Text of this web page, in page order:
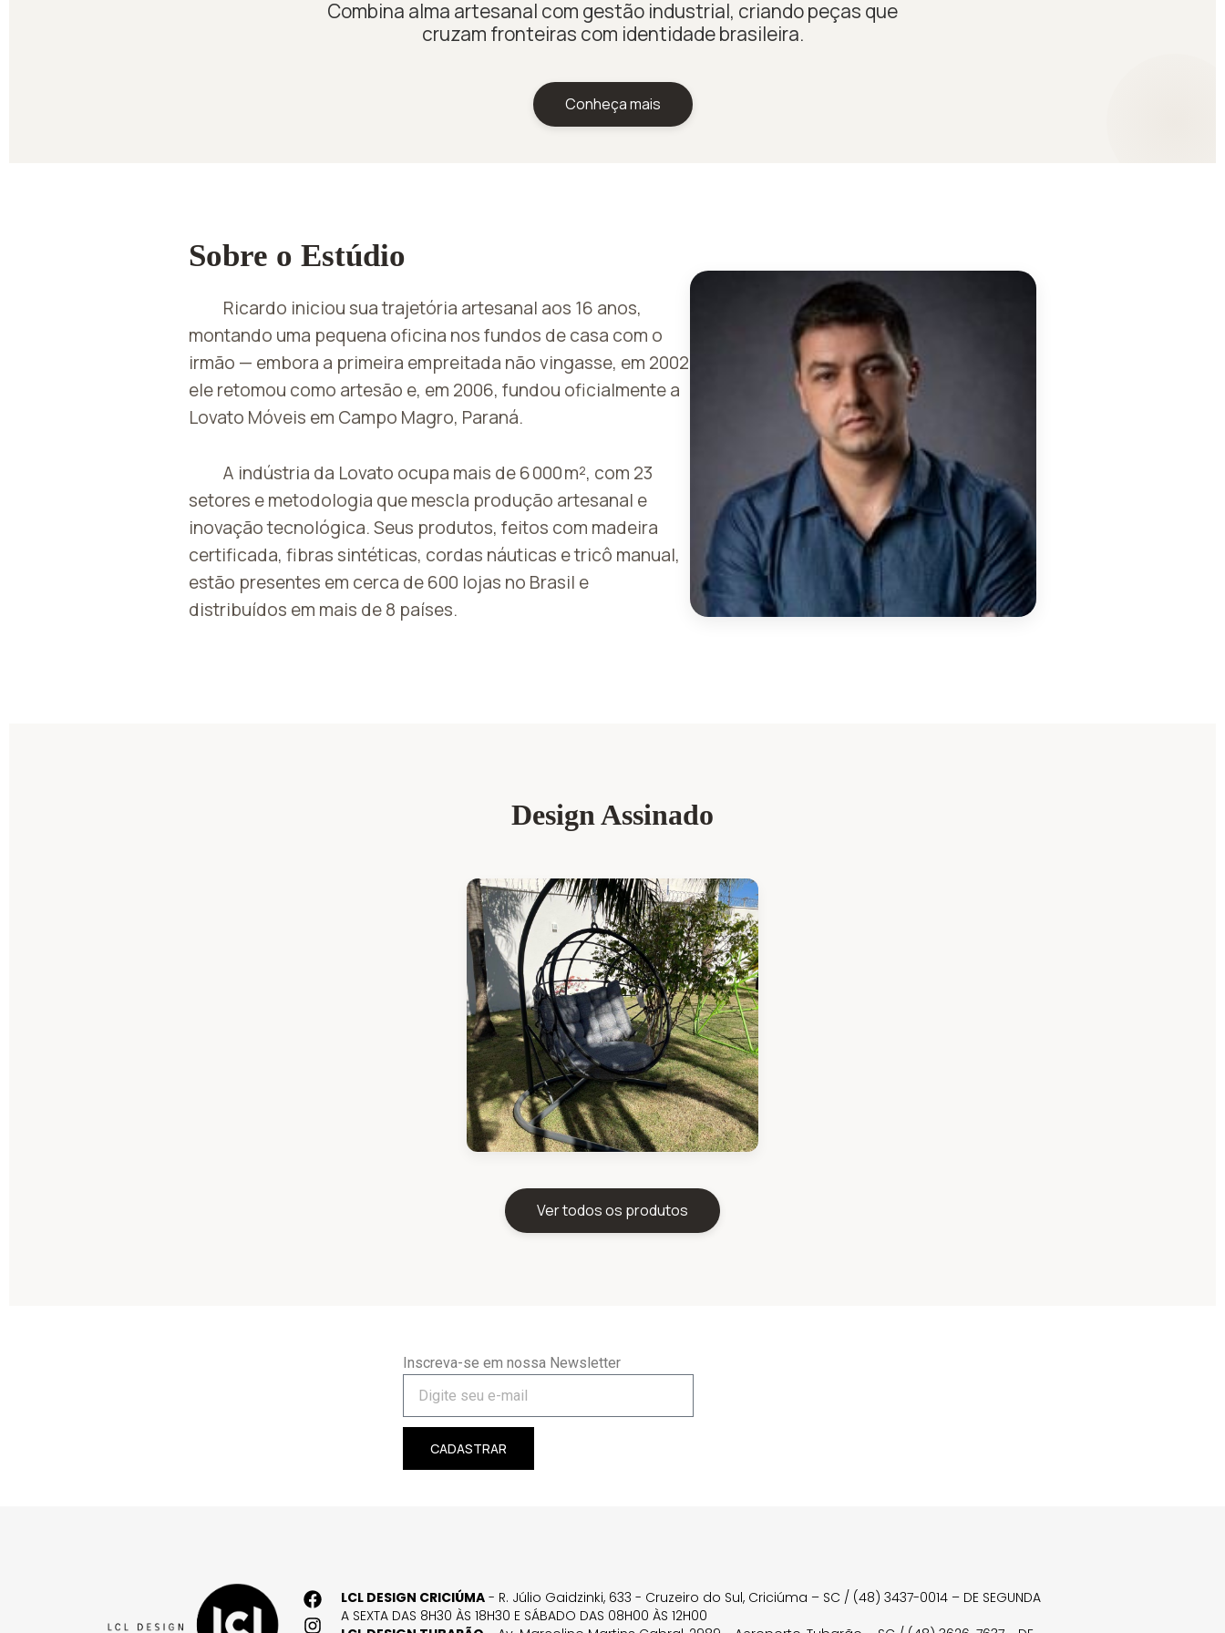
Combina alma artesanal com gestão industrial, criando peças que
cruzam fronteiras com identidade brasileira.
Conheça mais
Sobre o Estúdio
Ricardo iniciou sua trajetória artesanal aos 16 anos,
montando uma pequena oficina nos fundos de casa com o
irmão — embora a primeira empreitada não vingasse, em 2002
ele retomou como artesão e, em 2006, fundou oficialmente a
Lovato Móveis em Campo Magro, Paraná.
A indústria da Lovato ocupa mais de 6 000 m², com 23
setores e metodologia que mescla produção artesanal e
inovação tecnológica. Seus produtos, feitos com madeira
certificada, fibras sintéticas, cordas náuticas e tricô manual,
estão presentes em cerca de 600 lojas no Brasil e
distribuídos em mais de 8 países.
Design Assinado
Ver todos os produtos
Inscreva-se em nossa Newsletter
CADASTRAR
LCL DESIGN CRICIÚMA - R. Júlio Gaidzinki, 633 - Cruzeiro do Sul, Criciúma – SC / (48) 3437-0014 – DE SEGUNDA
A SEXTA DAS 8H30 ÀS 18H30 E SÁBADO DAS 08H00 ÀS 12H00